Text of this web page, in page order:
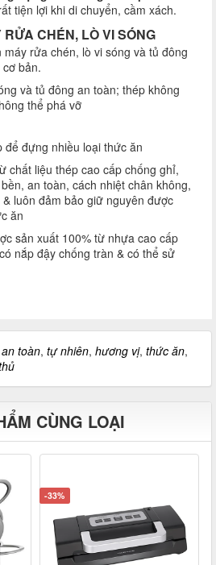
tiện lợi khi di chuyển, cầm xách.
CHÉN, LÒ VI SÓNG
máy rửa chén, lò vi sóng và tủ đông
bản.
và tủ đông an toàn; thép không
thể phá vỡ
để đựng nhiều loại thức ăn
chất liệu thép cao cấp chống ghỉ,
an toàn, cách nhiệt chân không,
luôn đảm bảo giữ nguyên được
ăn
sản xuất 100% từ nhựa cao cấp
nắp đậy chống tràn & có thể sử
an toàn, tự nhiên, hương vị, thức ăn,
CÙNG LOẠI
-33%